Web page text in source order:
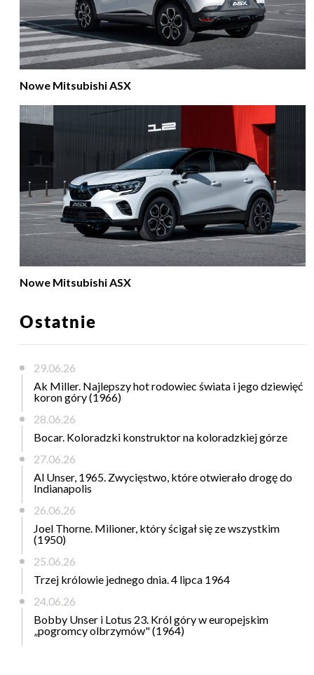
Nowe Mitsubishi ASX
Nowe Mitsubishi ASX
Ostatnie
29.06.26
Ak Miller. Najlepszy hot rodowiec świata i jego dziewięć
koron góry (1966)
28.06.26
Bocar. Koloradzki konstruktor na koloradzkiej górze
27.06.26
Al Unser, 1965. Zwycięstwo, które otwierało drogę do
Indianapolis
26.06.26
Joel Thorne. Milioner, który ścigał się ze wszystkim
(1950)
25.06.26
Trzej królowie jednego dnia. 4 lipca 1964
24.06.26
Bobby Unser i Lotus 23. Król góry w europejskim
„pogromcy olbrzymów" (1964)